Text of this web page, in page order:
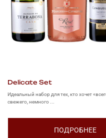
Delicate Set
Идеальный набор для тех, кто хочет
свежего, немного ...
ПОДРОБНЕЕ